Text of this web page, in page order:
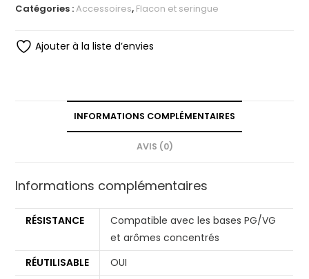
Catégories :Accessoires, Flacon et seringue
Ajouter à la liste d’envies
INFORMATIONS COMPLÉMENTAIRES
AVIS (0)
Informations complémentaires
RÉSISTANCE
Compatible avec les bases PG/VG
et arômes concentrés
RÉUTILISABLE
OUI